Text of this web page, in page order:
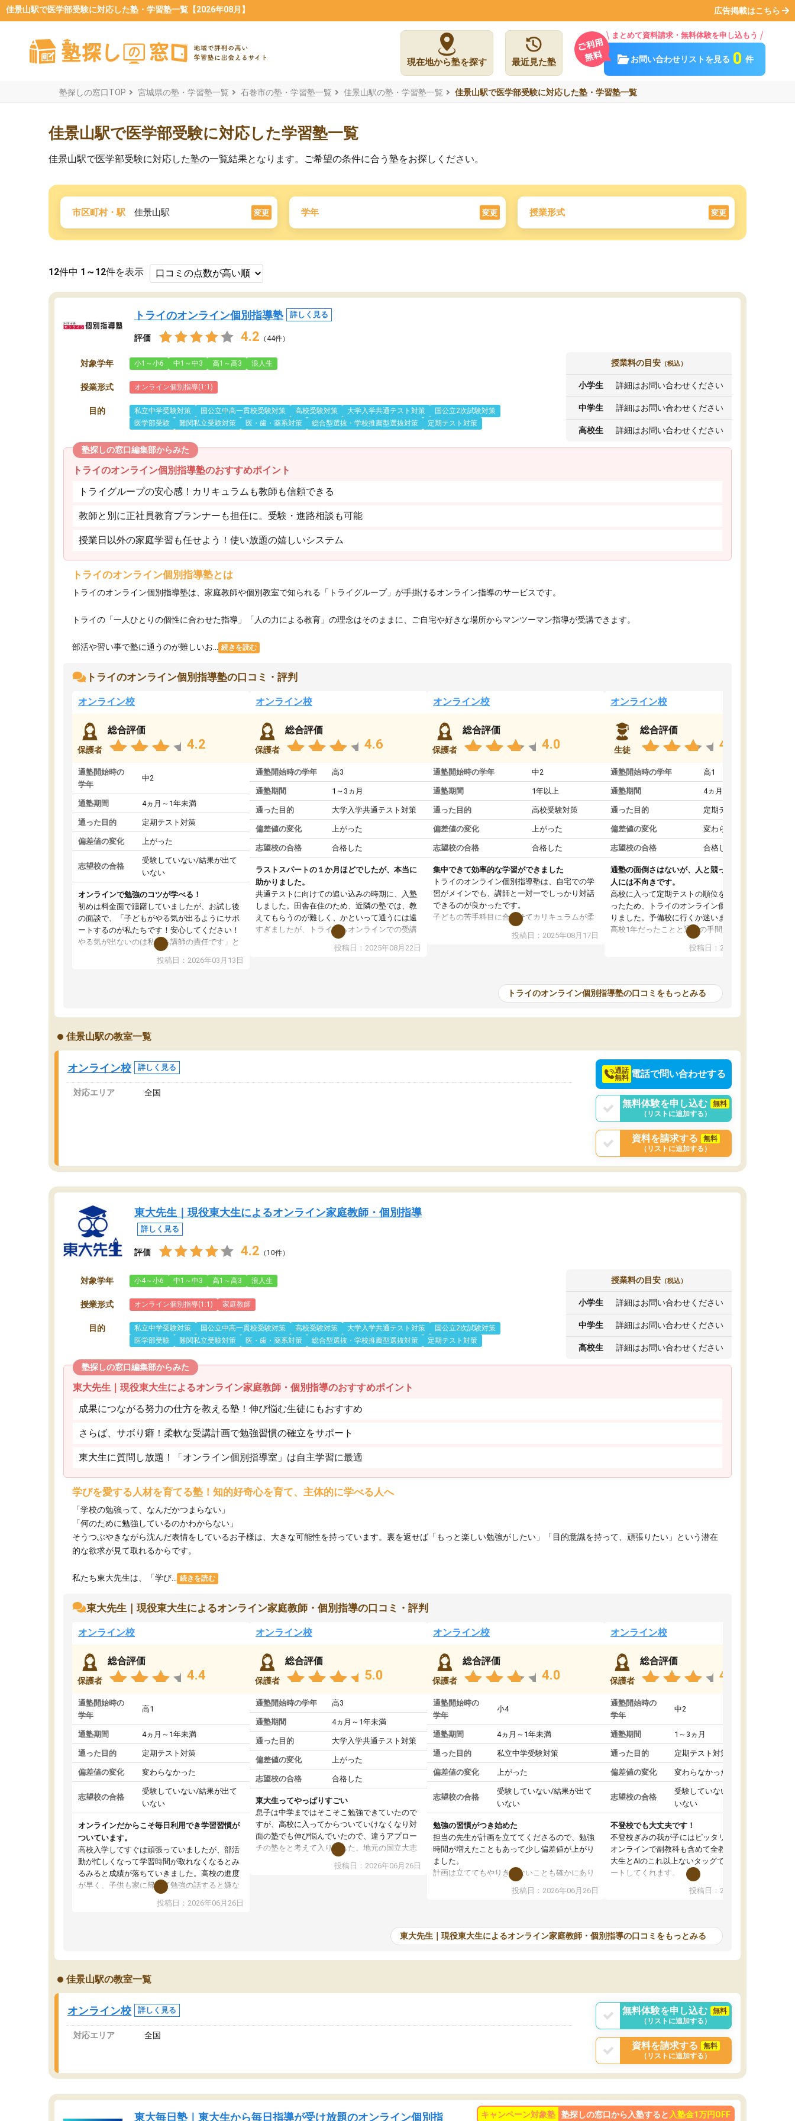
佳景山駅で医学部受験に対応した塾・学習塾一覧【2026年08月】 広告掲載はこちら
現在地から塾を探す 最近見た塾
まとめて資料請求・無料体験を申し込もう
お問い合わせリストを見る 0 件
塾探しの窓口TOP 宮城県の塾・学習塾一覧 石巻市の塾・学習塾一覧 佳景山駅の塾・学習塾一覧 佳景山駅で医学部受験に対応した塾・学習塾一覧
佳景山駅で医学部受験に対応した学習塾一覧
佳景山駅で医学部受験に対応した塾の一覧結果となります。ご希望の条件に合う塾をお探しください。
市区町村・駅 佳景山駅 変更 学年 変更 授業形式 変更
12件中 1～12件を表示
トライのオンライン個別指導塾 詳しく見る
評価 4.2 （44件）
対象学年 小1～小6 中1～中3 高1～高3 浪人生
授業形式 オンライン個別指導(1:1)
目的 私立中学受験対策 国公立中高一貫校受験対策 高校受験対策 大学入学共通テスト対策
国公立2次試験対策
医学部受験
難関私立受験対策 医・歯・薬系対策 総合型選抜・学校推薦型選抜対策 定期テスト対策
授業料の目安 （税込）
小学生 詳細はお問い合わせください
中学生 詳細はお問い合わせください
高校生 詳細はお問い合わせください
塾探しの窓口編集部からみた
トライのオンライン個別指導塾のおすすめポイント
トライグループの安心感！カリキュラムも教師も信頼できる
教師と別に正社員教育プランナーも担任に。受験・進路相談も可能
授業日以外の家庭学習も任せよう！使い放題の嬉しいシステム
トライのオンライン個別指導塾とは
トライのオンライン個別指導塾は、家庭教師や個別教室で知られる「トライグループ」が手掛けるオンライン指導のサービスです。
トライの「一人ひとりの個性に合わせた指導」「人の力による教育」の理念はそのままに、ご自宅や好きな場所からマンツーマン指導が受講できます。
部活や習い事で塾に通うのが難しいお... 続きを読む
トライのオンライン個別指導塾の口コミ・評判
オンライン校
保護者
総合評価
4.2
通塾開始時の
学年
中2
通塾期間 4ヵ月～1年未満
通った目的 定期テスト対策
偏差値の変化 上がった
志望校の合格
受験していない/結果が出て
いない
オンラインで勉強のコツが学べる！
初めは料金面で躊躇していましたが、お試し後
の面談で、「子どもがやる気が出るようにサポ
ートするのが私たちです！安心してください！
やる気が出ないのは私たち講師の責任です」と
言ってくださり、確かに！と考えて、思い切っ
て入塾しました。英語が苦手だったんですが、
い通り、少しずつ成績も上がり、苦手意識も無
くなってきたので、さらに苦手な数学も追加で
お願いしました。来年の高校受験に向けて頑張
っています。
投稿日：2026年03月13日
オンライン校
保護者
総合評価
4.6
通塾開始時の学年 高3
通塾期間 1～3ヵ月
通った目的 大学入学共通テスト対策
偏差値の変化 上がった
志望校の合格 合格した
ラストスパートの１か月ほどでしたが、本当に
助かりました。
共通テストに向けての追い込みの時期に、入塾
しました。田舎在住のため、近隣の塾では、教
えてもらうのが難しく、かといって通うには遠
すぎましたが、トライならオンラインでの受講
が可能なので本当に助かりました。共通テスト
の内容重視でしたが、娘がわからないところを
投稿日：2025年08月22日
オンライン校
保護者
総合評価
4.0
通塾開始時の学年 中2
通塾期間 1年以上
通った目的 高校受験対策
偏差値の変化 上がった
志望校の合格 合格した
集中できて効率的な学習ができました
トライのオンライン個別指導塾は、自宅での学
習がメインでも、講師と一対一でしっかり対話
できるのが良かったです。
子どもの苦手科目に合わせてカリキュラムが柔
軟に組まれて、理解度に応じて進み方を調整し
感しているようでした。
料金はやや高めではありますが、質の良い指導
投稿日：2025年08月17日
オンライン校
生徒
総合評価
4.0
通塾開始時の学年 高1
通塾期間 4ヵ月～1年未満
通った目的 定期テスト対策
偏差値の変化 変わらなかった
志望校の合格 合格した
通塾の面倒さはないが、人と競って勉強したい
人には不向きです。
高校に入って定期テストの順位を下げたくなか
ったため、トライのオンライン個別指導塾に入
りました。予備校に行くか迷いましたが、まだ
高校1年だったことと通塾の手間が面倒だったの
でオンラインを選択しました。こちらの塾では
定期テストの内容に合わせて宿題を出してもら
かったのですが、自分以外の人がどのくらい同
じ勉強を理解しているのかが分からず、その点
投稿日：2025年08月09日
トライのオンライン個別指導塾の口コミをもっとみる
佳景山駅の教室一覧
オンライン校 詳しく見る
対応エリア 全国
通話
無料 電話で問い合わせする
無料体験を申し込む
無料
（リストに追加する）
資料を請求する
無料
（リストに追加する）
東大先生｜現役東大生によるオンライン家庭教師・個別指導
詳しく見る
評価 4.2 （10件）
対象学年 小4～小6 中1～中3 高1～高3 浪人生
授業形式 オンライン個別指導(1:1) 家庭教師
目的 私立中学受験対策 国公立中高一貫校受験対策 高校受験対策 大学入学共通テスト対策
国公立2次試験対策
医学部受験
難関私立受験対策 医・歯・薬系対策 総合型選抜・学校推薦型選抜対策 定期テスト対策
授業料の目安 （税込）
小学生 詳細はお問い合わせください
中学生 詳細はお問い合わせください
高校生 詳細はお問い合わせください
塾探しの窓口編集部からみた
東大先生｜現役東大生によるオンライン家庭教師・個別指導のおすすめポイント
成果につながる努力の仕方を教える塾！伸び悩む生徒にもおすすめ
さらば、サボり癖！柔軟な受講計画で勉強習慣の確立をサポート
東大生に質問し放題！「オンライン個別指導室」は自主学習に最適
学びを愛する人材を育てる塾！知的好奇心を育て、主体的に学べる人へ
「学校の勉強って、なんだかつまらない」
「何のために勉強しているのかわからない」
そうつぶやきながら沈んだ表情をしているお子様は、大きな可能性を持っています。裏を返せば「もっと楽しい勉強がしたい」「目的意識を持って、頑張りたい」という潜在
的な欲求が見て取れるからです。
私たち東大先生は、「学び... 続きを読む
東大先生｜現役東大生によるオンライン家庭教師・個別指導の口コミ・評判
オンライン校
保護者
総合評価
4.4
通塾開始時の
学年
高1
通塾期間 4ヵ月～1年未満
通った目的 定期テスト対策
偏差値の変化 変わらなかった
志望校の合格
受験していない/結果が出て
いない
オンラインだからこそ毎日利用でき学習習慣が
ついています。
高校入学してすぐは頑張っていましたが、部活
動が忙しくなって学習時間が取れなくなるとみ
るみると成績が落ちていきました。高校の進度
が早く、子供も家に帰って勉強の話すると嫌な
反応を示します。東大先生にお願いしてからは
効率的な計画を先生が立ててくれるので、親と
投稿日：2026年06月26日
オンライン校
保護者
総合評価
5.0
通塾開始時の学年 高3
通塾期間 4ヵ月～1年未満
通った目的 大学入学共通テスト対策
偏差値の変化 上がった
志望校の合格 合格した
東大生ってやっぱりすごい
息子は中学まではそこそこ勉強できていたので
すが、高校に入ってからついていけなくなり対
面の塾でも伸び悩んでいたので、違うアプロー
チの塾をと考えて入りました。地元の国立大志
望で、当初は模試でD判定でしたので心配して
いたのですが、やはり東大生は受験勉強に詳し
投稿日：2026年06月26日
オンライン校
保護者
総合評価
4.0
通塾開始時の
学年
小4
通塾期間 4ヵ月～1年未満
通った目的 私立中学受験対策
偏差値の変化 上がった
志望校の合格
受験していない/結果が出て
いない
勉強の習慣がつき始めた
担当の先生が計画を立ててくださるので、勉強
時間が増えたこともあって少し偏差値が上がり
ました。
計画は立ててもやりきれないことも確かにあり
ますが、サボってしまう日は徐々に減ってき
て、成績が上がったことで本人もやる気になっ
投稿日：2026年06月26日
オンライン校
保護者
総合評価
4.4
通塾開始時の
学年
中2
通塾期間 1～3ヵ月
通った目的 定期テスト対策
偏差値の変化 変わらなかった
志望校の合格
受験していない/結果が出て
いない
不登校でも大丈夫です！
不登校ぎみの我が子にはピッタリの塾です。
オンラインで副教科も含めて全教科対応で、東
大生とAIのこれ以上ないタッグで、学習をサポ
ートしてくれます。
また、オンラインの自習室もまだ使えていませ
んが毎日利用でき（東大生が常駐していま
れるので、ちょっと教わるぐらいじゃ全然時間
が足りない！ みたいな方にピッタリです。
投稿日：2026年06月18日
東大先生｜現役東大生によるオンライン家庭教師・個別指導の口コミをもっとみる
佳景山駅の教室一覧
オンライン校 詳しく見る
対応エリア 全国
無料体験を申し込む
無料
（リストに追加する）
資料を請求する
無料
（リストに追加する）
キャンペーン対象塾 塾探しの窓口から入塾すると 入塾金1万円OFF
東大毎日塾｜東大生から毎日指導が受け放題のオンライン個別指